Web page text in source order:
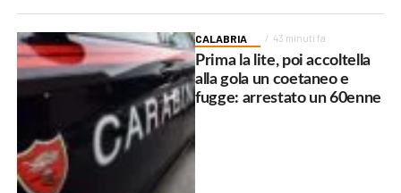
CALABRIA 43 minuti fa
Prima la lite, poi accoltella
alla gola un coetaneo e
fugge: arrestato un 60enne